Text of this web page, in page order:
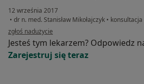
12 września 2017
• dr n. med. Stanisław Mikołajczyk •
w opinii użytkownika Konto zostało usunięte
zgłoś nadużycie
Jesteś tym lekarzem? Odpowiedz
Zarejestruj się teraz